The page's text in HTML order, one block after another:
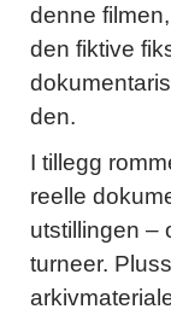
denne
den fiktive
den.
I tillegg
reelle
utstillingen –
turneer.